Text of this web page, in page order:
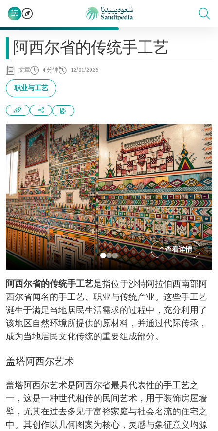
阿西尔省的传统手工艺
文章 4 分钟 12/01/2026
职业与工艺
查看详情
阿西尔省的传统手工艺是指位于沙特阿拉伯西南部阿
西尔省闻名的手工艺、职业与传统产业。这些手工艺
诞生于满足当地居民生活需求的过程中，充分利用了
该地区自然环境所提供的原材料，并通过代际传承，
成为当地居民文化传统的重要组成部分。
盖塔阿西尔艺术
盖塔阿西尔艺术是阿西尔省最具代表性的手工艺之
一，这是一种世代相传的民间艺术，用于装饰房屋墙
壁，尤其在过去多见于富裕家庭与社会名流的住宅之
中。其创作以几何图案为核心，灵感与象征意义均源